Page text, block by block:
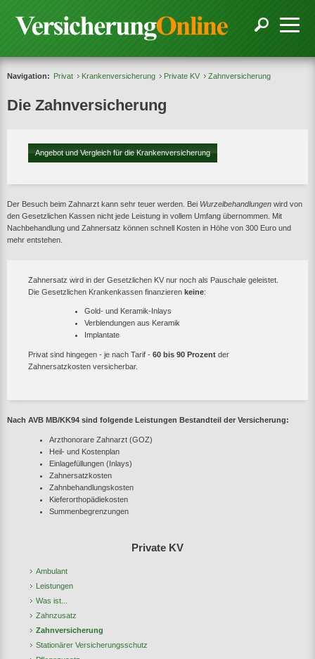
Private KV
Ambulant
Leistungen
Was ist...
Zahnzusatz
Zahnversicherung
Stationärer Versicherungsschutz
Navigation: Privat Krankenversicherung Private KV Zahnversicherung
Die Zahnversicherung
Angebot und Vergleich für die Krankenversicherung
Der Besuch beim Zahnarzt kann sehr teuer werden. Bei Wurzelbehandlungen wird von
den Gesetzlichen Kassen nicht jede Leistung in vollem Umfang übernommen. Mit
Nachbehandlung und Zahnersatz können schnell Kosten in Höhe von 300 Euro und
mehr entstehen.
Zahnersatz wird in der Gesetzlichen KV nur noch als Pauschale geleistet.
Die Gesetzlichen Krankenkassen finanzieren keine:
Gold- und Keramik-Inlays
Verblendungen aus Keramik
Implantate
Privat sind hingegen - je nach Tarif - 60 bis 90 Prozent der
Zahnersatzkosten versicherbar.
Nach AVB MB/KK94 sind folgende Leistungen Bestandteil der Versicherung:
Arzthonorare Zahnarzt (GOZ)
Heil- und Kostenplan
Einlagefüllungen (Inlays)
Zahnersatzkosten
Zahnbehandlungskosten
Kieferorthopädiekosten
Summenbegrenzungen